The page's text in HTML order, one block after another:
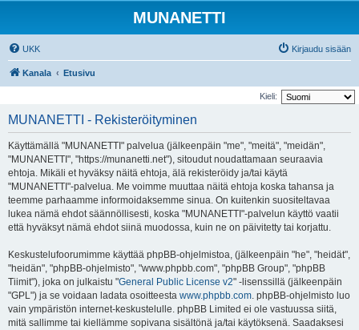
MUNANETTI
UKK Kirjaudu sisään
Kanala Etusivu
Kieli:
MUNANETTI - Rekisteröityminen
Käyttämällä "MUNANETTI" palvelua (jälkeenpäin "me", "meitä", "meidän",
"MUNANETTI", "https://munanetti.net"), sitoudut noudattamaan seuraavia
ehtoja. Mikäli et hyväksy näitä ehtoja, älä rekisteröidy ja/tai käytä
"MUNANETTI"-palvelua. Me voimme muuttaa näitä ehtoja koska tahansa ja
teemme parhaamme informoidaksemme sinua. On kuitenkin suositeltavaa
lukea nämä ehdot säännöllisesti, koska "MUNANETTI"-palvelun käyttö vaatii
että hyväksyt nämä ehdot siinä muodossa, kuin ne on päivitetty tai korjattu.
Keskustelufoorumimme käyttää phpBB-ohjelmistoa, (jälkeenpäin "he", "heidät",
"heidän", "phpBB-ohjelmisto", "www.phpbb.com", "phpBB Group", "phpBB
Tiimit"), joka on julkaistu "General Public License v2" -lisenssillä (jälkeenpäin
"GPL") ja se voidaan ladata osoitteesta www.phpbb.com. phpBB-ohjelmisto luo
vain ympäristön internet-keskustelulle. phpBB Limited ei ole vastuussa siitä,
mitä sallimme tai kiellämme sopivana sisältönä ja/tai käytöksenä. Saadaksesi